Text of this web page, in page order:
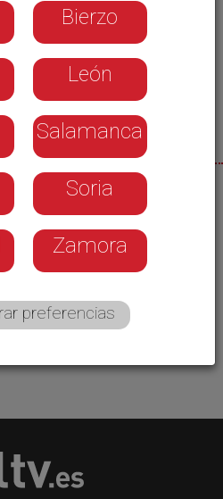
de "Las Francesas", en el
hoy una muestra
Se podrá disfrutar
invita a pararnos un
normales que pasan
Bierzo
León
Salamanca
Soria
Zamora
preferencias